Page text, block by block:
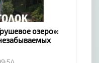
озеро»:
хобби»